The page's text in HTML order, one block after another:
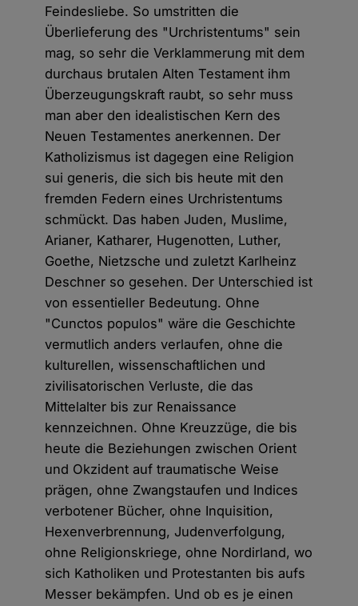
Feindesliebe. So umstritten die
Überlieferung des "Urchristentums" sein
mag, so sehr die Verklammerung mit dem
durchaus brutalen Alten Testament ihm
Überzeugungskraft raubt, so sehr muss
man aber den idealistischen Kern des
Neuen Testamentes anerkennen. Der
Katholizismus ist dagegen eine Religion
sui generis, die sich bis heute mit den
fremden Federn eines Urchristentums
schmückt. Das haben Juden, Muslime,
Arianer, Katharer, Hugenotten, Luther,
Goethe, Nietzsche und zuletzt Karlheinz
Deschner so gesehen. Der Unterschied ist
von essentieller Bedeutung. Ohne
"Cunctos populos" wäre die Geschichte
vermutlich anders verlaufen, ohne die
kulturellen, wissenschaftlichen und
zivilisatorischen Verluste, die das
Mittelalter bis zur Renaissance
kennzeichnen. Ohne Kreuzzüge, die bis
heute die Beziehungen zwischen Orient
und Okzident auf traumatische Weise
prägen, ohne Zwangstaufen und Indices
verbotener Bücher, ohne Inquisition,
Hexenverbrennung, Judenverfolgung,
ohne Religionskriege, ohne Nordirland, wo
sich Katholiken und Protestanten bis aufs
Messer bekämpfen. Und ob es je einen